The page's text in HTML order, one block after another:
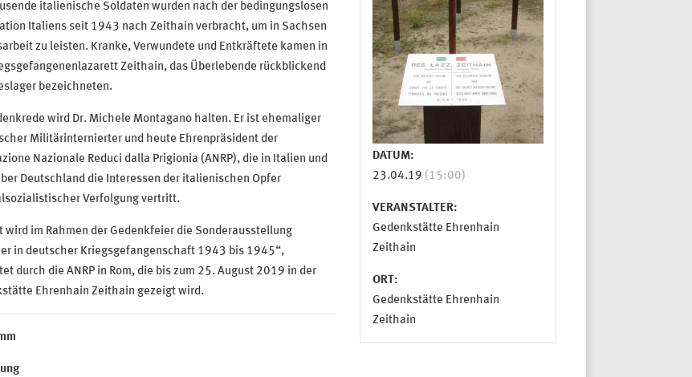
DATUM:
23.04.19 (15:00)
VERANSTALTER:
Gedenkstätte Ehrenhain
Zeithain
ORT:
Gedenkstätte Ehrenhain
Zeithain
italienische Soldaten wurden nach der bedingungslosen
Italiens seit 1943 nach Zeithain verbracht, um in Sachsen
zu leisten. Kranke, Verwundete und Entkräftete kamen in
Zeithain, das Überlebende rückblickend
bezeichneten.
wird Dr. Michele Montagano halten. Er ist ehemaliger
Militärinternierter und heute Ehrenpräsident der
Nazionale Reduci dalla Prigionia (ANRP), die in Italien und
Deutschland die Interessen der italienischen Opfer
Verfolgung vertritt.
wird im Rahmen der Gedenkfeier die Sonderausstellung
in deutscher Kriegsgefangenschaft 1943 bis 1945“,
durch die ANRP in Rom, die bis zum 25. August 2019 in der
Ehrenhain Zeithain gezeigt wird.